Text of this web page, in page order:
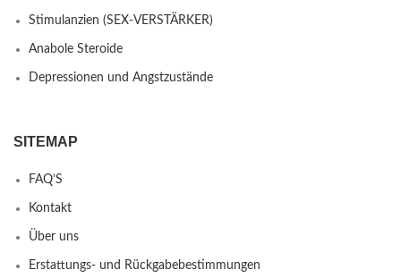
Stimulanzien (SEX-VERSTÄRKER)
Anabole Steroide
Depressionen und Angstzustände
SITEMAP
FAQ’S
Kontakt
Über uns
Erstattungs- und Rückgabebestimmungen